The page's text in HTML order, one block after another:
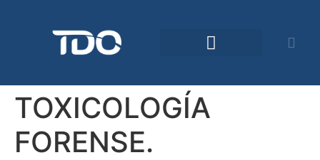
TOXICOLOGÍA
FORENSE.